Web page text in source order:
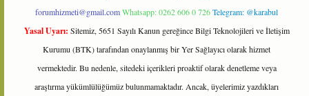
forumhizmeti@gmail.comWhatsapp: 0262 606 0 726Telegram: @karabul
Yasal Uyarı: Sitemiz, 5651 Sayılı Kanun gereğince Bilgi Teknolojileri ve İletişim
Kurumu (BTK) tarafından onaylanmış bir Yer Sağlayıcı olarak hizmet
vermektedir. Bu nedenle, sitedeki içerikleri proaktif olarak denetleme veya
araştırma yükümlülüğümüz bulunmamaktadır. Ancak, üyelerimiz yazdıkları